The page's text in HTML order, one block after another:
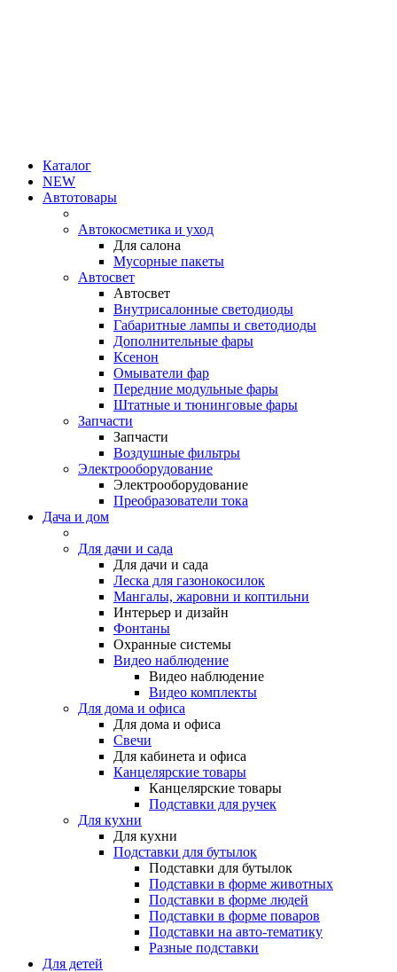
Каталог
NEW
Автотовары
Автокосметика и уход
Для салона
Мусорные пакеты
Автосвет
Автосвет
Внутрисалонные светодиоды
Габаритные лампы и светодиоды
Дополнительные фары
Ксенон
Омыватели фар
Передние модульные фары
Штатные и тюнинговые фары
Запчасти
Запчасти
Воздушные фильтры
Электрооборудование
Электрооборудование
Преобразователи тока
Дача и дом
Для дачи и сада
Для дачи и сада
Леска для газонокосилок
Мангалы, жаровни и коптильни
Интерьер и дизайн
Фонтаны
Охранные системы
Видео наблюдение
Видео наблюдение
Видео комплекты
Для дома и офиса
Для дома и офиса
Свечи
Для кабинета и офиса
Канцелярские товары
Канцелярские товары
Подставки для ручек
Для кухни
Для кухни
Подставки для бутылок
Подставки для бутылок
Подставки в форме животных
Подставки в форме людей
Подставки в форме поваров
Подставки на авто-тематику
Разные подставки
Для детей